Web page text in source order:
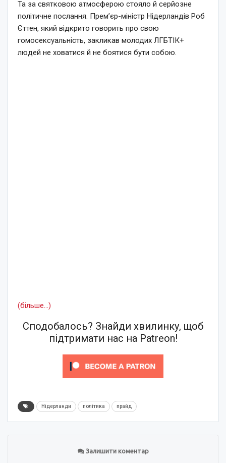
Та за святковою атмосферою стояло й серйозне
політичне послання. Прем’єр-міністр Нідерландів Роб
Єттен, який відкрито говорить про свою
гомосексуальність, закликав молодих ЛГБТІК+
людей не ховатися й не боятися бути собою.
(більше…)
Сподобалось? Знайди хвилинку, щоб
підтримати нас на Patreon!
Нідерланди політика прайд
Залишити коментар